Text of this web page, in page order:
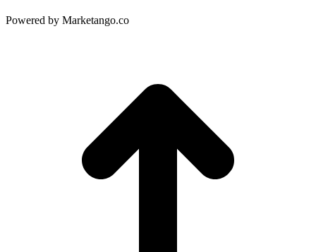
Powered by Marketango.co